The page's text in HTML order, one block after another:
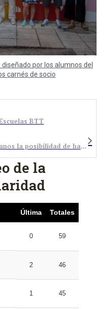
por los alumnos del
carnés de socio
BTT
El Gobierno ofrece a los ciudadanos la posibilidad de hacer alegaciones al Anteproyecto de Ley de Transparencia
de la
Última Totales
0 59
2 46
1 45